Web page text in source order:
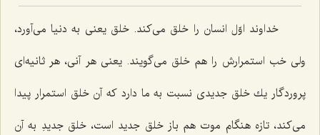
خداوند اوّل انسان را خلق می‌كند. خلق یعنی به دنیا می‌آورد،
ولی خب استمرارش را هم خلق می‌گویند. یعنی هر آنی، هر ثانیه‌ای
پروردگار یك خلق جدیدی نسبت به ما دارد كه آن خلق استمرار پیدا
می‌كند، تازه هنگام موت هم باز خلق جدید است، خلق جدیدِ به آن